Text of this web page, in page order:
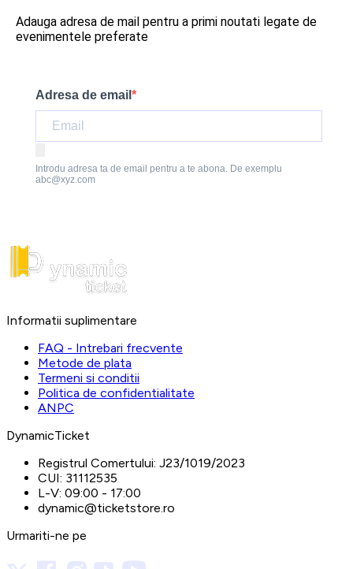
Adauga adresa de mail pentru a primi noutati legate de
evenimentele preferate
Adresa de email
Introdu adresa ta de email pentru a te abona. De exemplu
abc@xyz.com
Informatii suplimentare
FAQ - Intrebari frecvente
Metode de plata
Termeni si conditii
Politica de confidentialitate
ANPC
DynamicTicket
Registrul Comertului: J23/1019/2023
CUI: 31112535
L-V: 09:00 - 17:00
dynamic@ticketstore.ro
Urmariti-ne pe